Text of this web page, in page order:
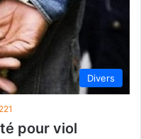
Divers
pour viol